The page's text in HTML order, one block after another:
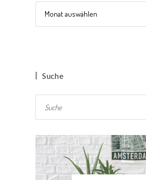
Archiv
Suche